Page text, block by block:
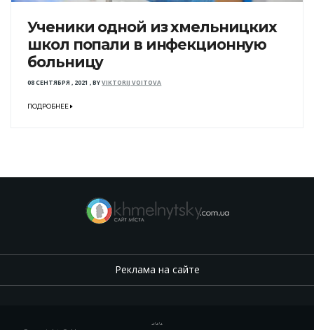
Ученики одной из хмельницких
школ попали в инфекционную
больницу
08 СЕНТЯБРЯ , 2021 ,BYVIKTORIJ VOITOVA
ПОДРОБНЕЕ
Реклама на сайте
.,.,.